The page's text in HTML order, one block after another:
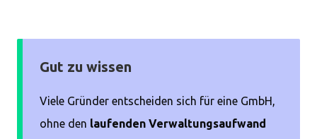
Gut zu wissen
Viele Gründer entscheiden sich für eine GmbH,
ohne den laufenden Verwaltungsaufwand